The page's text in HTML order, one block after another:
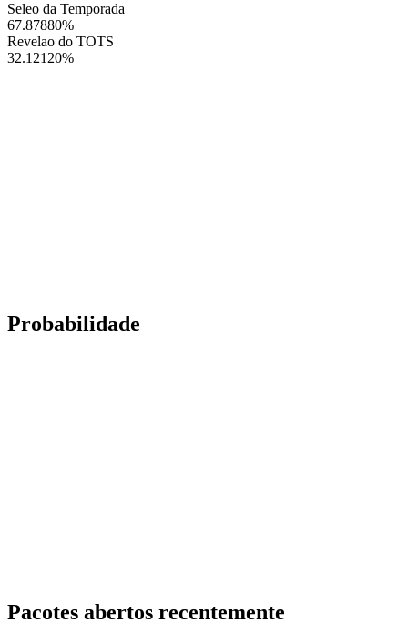
Seleo da Temporada
67.87880%
Revelao do TOTS
32.12120%
Probabilidade
Pacotes abertos recentemente